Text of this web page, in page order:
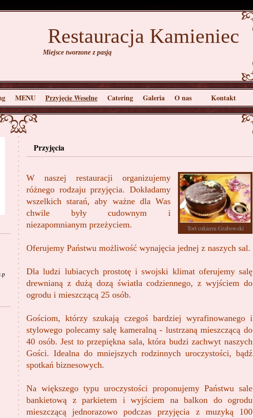
Restauracja Kamieniec
Miejsce tworzone z pasją
MENU Przyjęcie Weselne Catering Galeria O nas Kontakt
Przyjęcia
Tort cukierni Grabowski
W naszej restauracji organizujemy
różnego rodzaju przyjęcia. Dokładamy
wszelkich starań, aby ważne dla Was
chwile były cudownym i
niezapomnianym przeżyciem.
Oferujemy Państwu możliwość wynajęcia jednej z naszych sal.
Dla ludzi lubiacych prostotę i swojski klimat oferujemy salę
drewnianą z dużą dozą światła codziennego, z wyjściem do
ogrodu i mieszczącą 25 osób.
Gościom, którzy szukają czegoś bardziej wyrafinowanego i
stylowego polecamy salę kameralną - lustrzaną mieszczącą do
40 osób. Jest to przepiękna sala, która budzi zachwyt naszych
Gości. Idealna do mniejszych rodzinnych uroczystości, bądź
spotkań biznesowych.
Na większego typu uroczystości proponujemy Państwu sale
bankietową z parkietem i wyjściem na balkon do ogrodu
mieszczącą jednorazowo podczas przyjęcia z muzyką 100